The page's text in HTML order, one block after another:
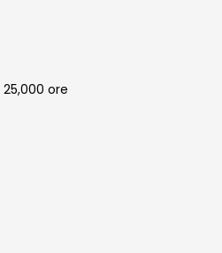
25,000 ore